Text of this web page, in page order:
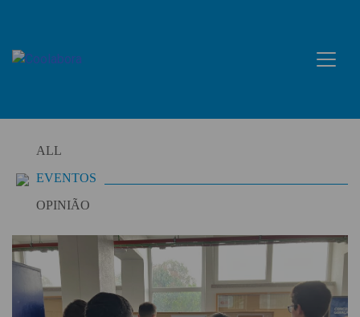
content
ALL
EVENTOS
OPINIÃO